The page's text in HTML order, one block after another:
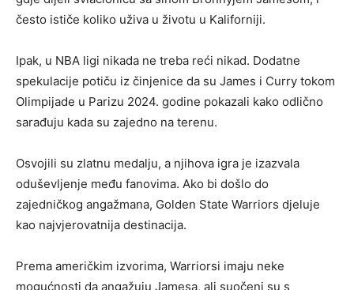
često ističe koliko uživa u životu u Kaliforniji.
Ipak, u NBA ligi nikada ne treba reći nikad. Dodatne
spekulacije potiču iz činjenice da su James i Curry tokom
Olimpijade u Parizu 2024. godine pokazali kako odlično
sarađuju kada su zajedno na terenu.
Osvojili su zlatnu medalju, a njihova igra je izazvala
oduševljenje među fanovima. Ako bi došlo do
zajedničkog angažmana, Golden State Warriors djeluje
kao najvjerovatnija destinacija.
Prema američkim izvorima, Warriorsi imaju neke
mogućnosti da angažuju Jamesa, ali suočeni su s